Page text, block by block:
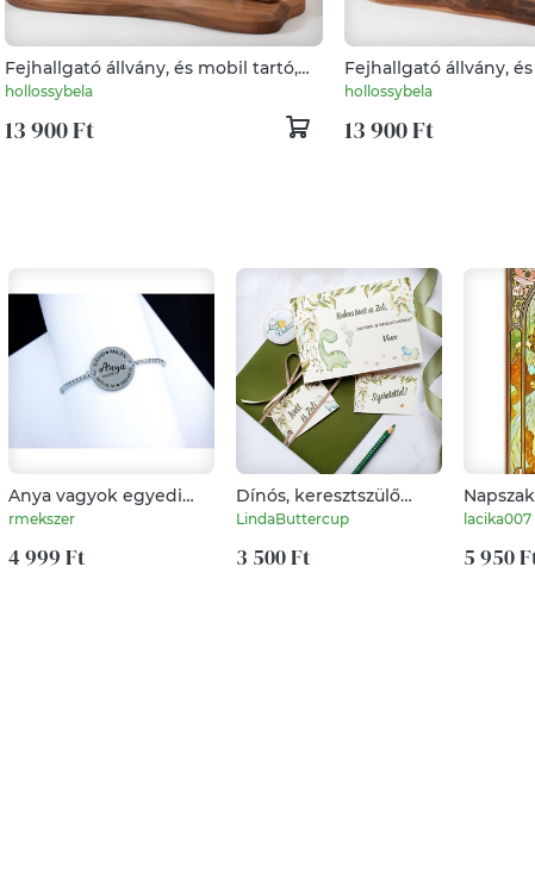
Fejhallgató állvány, és mobil tartó,
asztali rendező
hollossybela
13 900 Ft
Fejhallgató állvány,
asztali rendező
hollossybela
13 900 Ft
Anya vagyok egyedi
acél kör medálos
rmekszer
4 999 Ft
Dínós, keresztszülő
felkérő lap, Keresztelő
LindaButtercup
3 500 Ft
lacika007
5 950